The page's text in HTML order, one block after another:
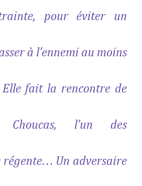
pour éviter un
à l’ennemi au moins
Elle fait la rencontre de
Choucas, l’un des
régente… Un adversaire